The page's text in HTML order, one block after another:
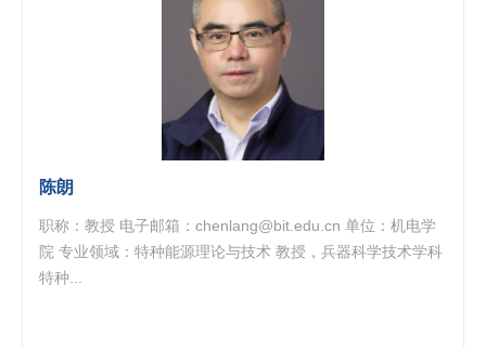
陈朗
职称：教授 电子邮箱：chenlang@bit.edu.cn 单位：机电学
院 专业领域：特种能源理论与技术 教授，兵器科学技术学科
特种...